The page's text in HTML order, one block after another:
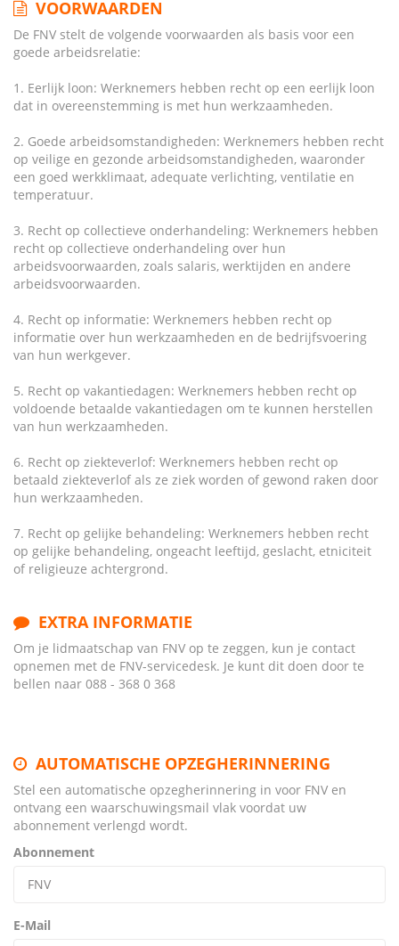
VOORWAARDEN
De FNV stelt de volgende voorwaarden als basis voor een
goede arbeidsrelatie:
1. Eerlijk loon: Werknemers hebben recht op een eerlijk loon
dat in overeenstemming is met hun werkzaamheden.
2. Goede arbeidsomstandigheden: Werknemers hebben recht
op veilige en gezonde arbeidsomstandigheden, waaronder
een goed werkklimaat, adequate verlichting, ventilatie en
temperatuur.
3. Recht op collectieve onderhandeling: Werknemers hebben
recht op collectieve onderhandeling over hun
arbeidsvoorwaarden, zoals salaris, werktijden en andere
arbeidsvoorwaarden.
4. Recht op informatie: Werknemers hebben recht op
informatie over hun werkzaamheden en de bedrijfsvoering
van hun werkgever.
5. Recht op vakantiedagen: Werknemers hebben recht op
voldoende betaalde vakantiedagen om te kunnen herstellen
van hun werkzaamheden.
6. Recht op ziekteverlof: Werknemers hebben recht op
betaald ziekteverlof als ze ziek worden of gewond raken door
hun werkzaamheden.
7. Recht op gelijke behandeling: Werknemers hebben recht
op gelijke behandeling, ongeacht leeftijd, geslacht, etniciteit
of religieuze achtergrond.
EXTRA INFORMATIE
Om je lidmaatschap van FNV op te zeggen, kun je contact
opnemen met de FNV-servicedesk. Je kunt dit doen door te
bellen naar 088 - 368 0 368
AUTOMATISCHE OPZEGHERINNERING
Stel een automatische opzegherinnering in voor FNV en
ontvang een waarschuwingsmail vlak voordat uw
abonnement verlengd wordt.
Abonnement
E-Mail